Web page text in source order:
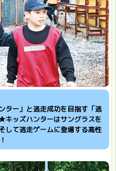
ター」と逃走成功を目指す「逃
ッズハンターはサングラスを
して逃走ゲームに登場する高性